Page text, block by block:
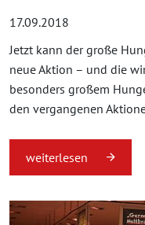
17.09.2018
Jetzt kann der große
neue Aktion – und die
besonders großem
den vergangenen
weiterlesen